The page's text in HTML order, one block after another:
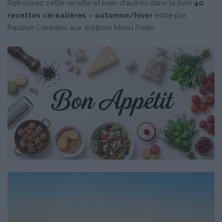
Retrouvez cette recette et bien d'autres dans le livre 40
recettes céréalières – automne/hiver édité par
Passion Céréales aux éditions Menu Fretin.